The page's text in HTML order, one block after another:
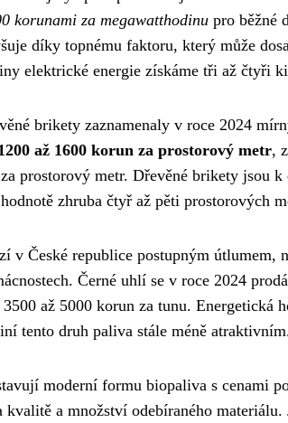
korunami za megawatthodinu pro běžné
díky topnému faktoru, který může
elektrické energie získáme tři až čtyři
brikety zaznamenaly v roce 2024
až 1600 korun za prostorový metr,
prostorový metr. Dřevěné brikety jsou
zhruba čtyř až pěti prostorových
v České republice postupným útlumem,
Černé uhlí se v roce 2024
3500 až 5000 korun za tunu.
tento druh paliva stále méně
moderní formu biopaliva s cenami
kvalitě a množství odebíraného